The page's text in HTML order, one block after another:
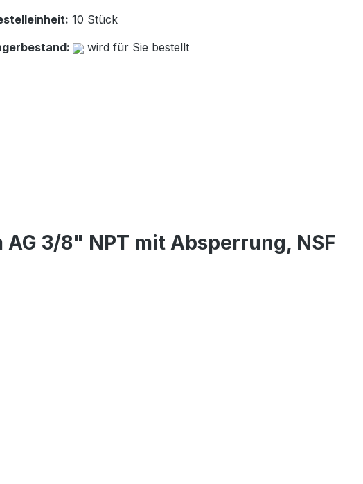
10 Stück
wird für Sie bestellt
3/8" NPT mit Absperrung, NSF